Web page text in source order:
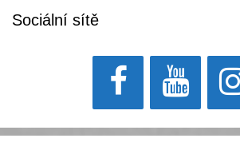
Sociální sítě